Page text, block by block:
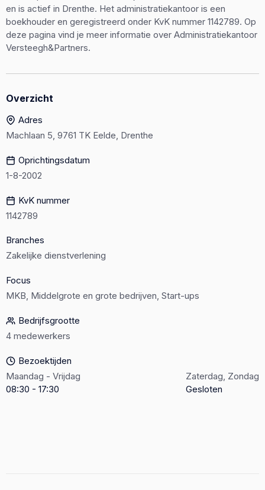
en is actief in Drenthe. Het administratiekantoor is een
boekhouder en geregistreerd onder KvK nummer 1142789. Op
deze pagina vind je meer informatie over Administratiekantoor
Versteegh&Partners.
Overzicht
Adres
Machlaan 5, 9761 TK Eelde, Drenthe
Oprichtingsdatum
1-8-2002
KvK nummer
1142789
Branches
Zakelijke dienstverlening
Focus
MKB, Middelgrote en grote bedrijven, Start-ups
Bedrijfsgrootte
4 medewerkers
Bezoektijden
Maandag - Vrijdag
08:30 - 17:30
Zaterdag, Zondag
Gesloten